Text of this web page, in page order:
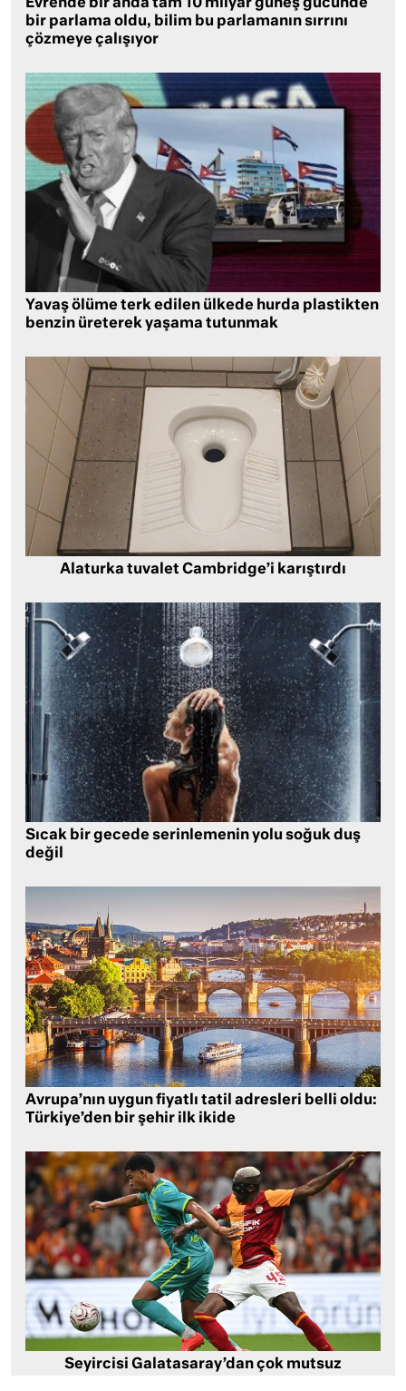
Evrende bir anda tam 10 milyar güneş gücünde
bir parlama oldu, bilim bu parlamanın sırrını
çözmeye çalışıyor
Yavaş ölüme terk edilen ülkede hurda plastikten
benzin üreterek yaşama tutunmak
Alaturka tuvalet Cambridge’i karıştırdı
Sıcak bir gecede serinlemenin yolu soğuk duş
değil
Avrupa’nın uygun fiyatlı tatil adresleri belli oldu:
Türkiye’den bir şehir ilk ikide
Seyircisi Galatasaray’dan çok mutsuz